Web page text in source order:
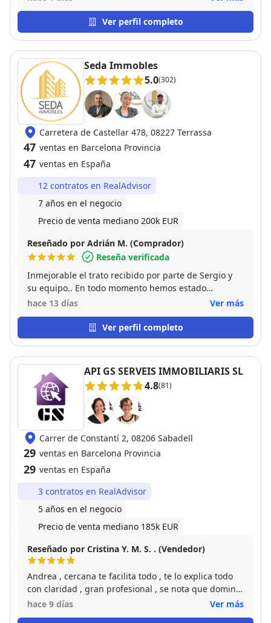
Ver perfil completo
Seda Immobles
5.0(302)
Carretera de Castellar 478, 08227 Terrassa
47 ventas en Barcelona Provincia
47 ventas en España
12 contratos en RealAdvisor
7 años en el negocio
Precio de venta mediano 200k EUR
Reseñado por Adrián M. (Comprador)
Reseña verificada
Inmejorable el trato recibido por parte de Sergio y
su equipo.. En todo momento hemos estado
informados de cada paso en el proceso de compra
duda alguna lo recomiendo 100%. Buen profesional
y mejor persona.
hace 13 días Ver más
Ver perfil completo
API GS SERVEIS IMMOBILIARIS SL
4.8(81)
Carrer de Constantí 2, 08206 Sabadell
29 ventas en Barcelona Provincia
29 ventas en España
3 contratos en RealAdvisor
5 años en el negocio
Precio de venta mediano 185k EUR
Reseñado por Cristina Y. M. S. . (Vendedor)
Andrea , cercana te facilita todo , te lo explica todo
con claridad , gran profesional , se nota que domina
y le apasiona su trabajo , gracias por todo , un 10
hace 9 días Ver más